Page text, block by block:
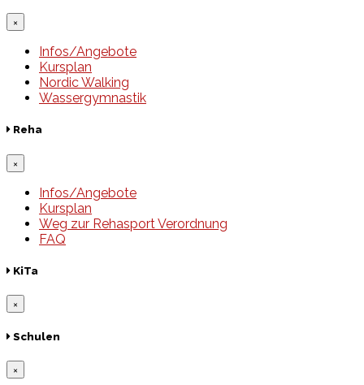
×
Infos/Angebote
Kursplan
Nordic Walking
Wassergymnastik
Reha
×
Infos/Angebote
Kursplan
Weg zur Rehasport Verordnung
FAQ
KiTa
×
Schulen
×